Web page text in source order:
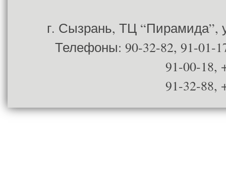
г. Сызрань, ТЦ “Пирамида”,
Телефоны: 90-32-82, 91-01-
91-00-18,
91-32-88,